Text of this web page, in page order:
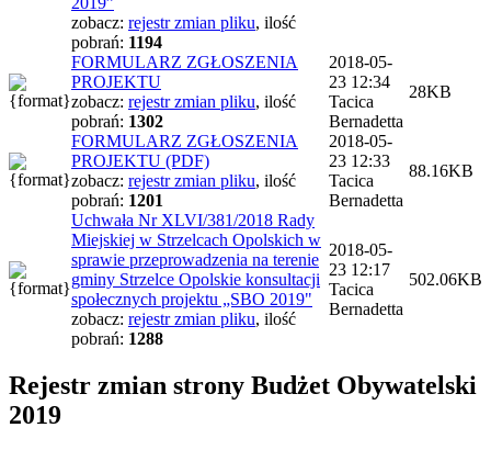
zobacz: rejestr zmian pliku, ilość
pobrań: 1194
FORMULARZ ZGŁOSZENIA
PROJEKTU
zobacz: rejestr zmian pliku, ilość
pobrań: 1302
2018-05-
23 12:34
Tacica
Bernadetta
28KB
FORMULARZ ZGŁOSZENIA
PROJEKTU (PDF)
zobacz: rejestr zmian pliku, ilość
pobrań: 1201
2018-05-
23 12:33
Tacica
Bernadetta
88.16KB
Uchwała Nr XLVI/381/2018 Rady
Miejskiej w Strzelcach Opolskich w
sprawie przeprowadzenia na terenie
gminy Strzelce Opolskie konsultacji
społecznych projektu „SBO 2019"
zobacz: rejestr zmian pliku, ilość
pobrań: 1288
2018-05-
23 12:17
Tacica
Bernadetta
502.06KB
Rejestr zmian strony Budżet Obywatelski
2019